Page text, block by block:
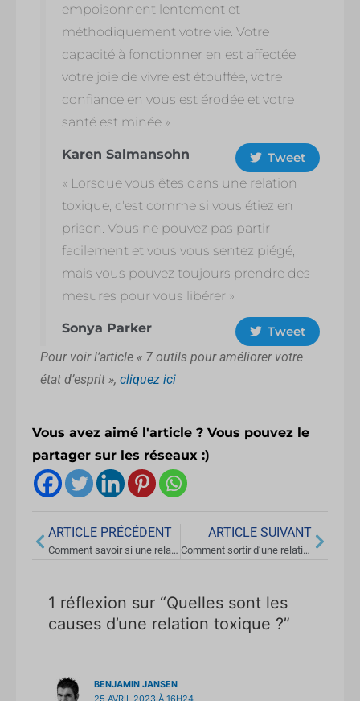
empoisonnent lentement et
méthodiquement votre vie. Votre
capacité à fonctionner en est affectée,
votre joie de vivre est étouffée, votre
confiance en vous est érodée et votre
santé est minée »
Karen Salmansohn
Tweet
« Lorsque vous êtes dans une relation
toxique, c'est comme si vous étiez en
prison. Vous ne pouvez pas partir
facilement et vous vous sentez piégé,
mais vous pouvez toujours prendre des
mesures pour vous libérer »
Sonya Parker
Tweet
Pour voir l’article « 7 outils pour améliorer votre
état d’esprit », cliquez ici
Vous avez aimé l'article ? Vous pouvez le
partager sur les réseaux :)
Précédent
ARTICLE PRÉCÉDENT
Comment savoir si une relation est toxique ?
ARTICLE SUIVANT
Comment sortir d’une relation toxique ?
1 réflexion sur “Quelles sont les
causes d’une relation toxique ?”
BENJAMIN JANSEN